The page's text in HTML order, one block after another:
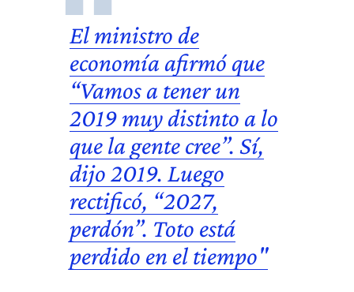
El ministro de
economía afirmó que
“Vamos a tener un
2019 muy distinto a lo
que la gente cree”. Sí,
dijo 2019. Luego
rectificó, “2027,
perdón”. Toto está
perdido en el tiempo"